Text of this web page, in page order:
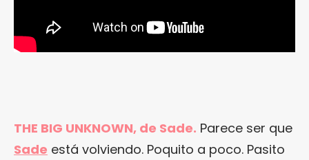
THE BIG UNKNOWN, de Sade. Parece ser que
Sade está volviendo. Poquito a poco. Pasito